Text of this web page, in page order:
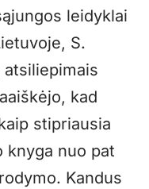
leidyklai
S.
kad
stipriausia
knyga nuo pat
Kandus